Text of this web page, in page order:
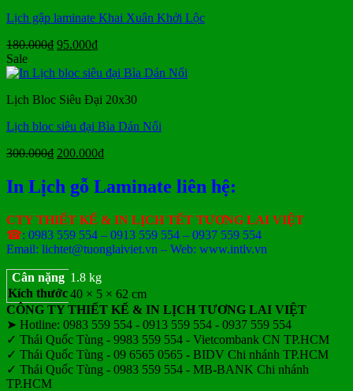
Lịch gập laminate Khai Xuân Khởi Lộc
180.000₫ Giá
là:
95.000₫Giá
tại
95.000₫.
Sale
Lịch Bloc Siêu Đại 20x30
Lịch bloc siêu đại Bìa Dán Nổi
300.000₫ Giá
là:
300.000₫.
200.000₫Giá
là:
In Lịch gỗ Laminate liên hệ:
CTY THIẾT KẾ & IN LỊCH TẾT TƯƠNG LAI VIỆT
☎: 0983 559 554 – 0913 559 554 – 0937 559 554
Email: lichtet@tuonglaiviet.vn – Web: www.intlv.vn
Cân nặng 1.8 kg
Kích thước40 × 5 × 62 cm
CÔNG TY THIẾT KẾ & IN LỊCH TƯƠNG LAI VIỆT
➤ Hotline: 0983 559 554 - 0913 559 554 - 0937 559 554
✓ Thái Quốc Tùng - 9983 559 554 - Vietcombank CN TP.HCM
✓ Thái Quốc Tùng - 09 6565 0565 - BIDV Chi nhánh TP.HCM
✓ Thái Quốc Tùng - 0983 559 554 - MB-BANK Chi nhánh
TP.HCM